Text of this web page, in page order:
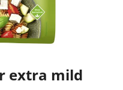
extra mild